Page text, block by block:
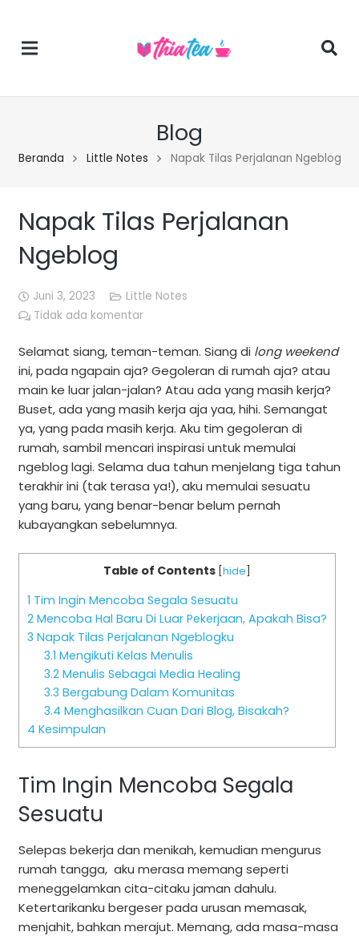
Blog
Beranda Little Notes Napak Tilas Perjalanan Ngeblog
Napak Tilas Perjalanan
Ngeblog
Juni 3, 2023
Little Notes
Tidak ada komentar
Selamat siang, teman-teman. Siang di long weekend
ini, pada ngapain aja? Gegoleran di rumah aja? atau
main ke luar jalan-jalan? Atau ada yang masih kerja?
Buset, ada yang masih kerja aja yaa, hihi. Semangat
ya, yang pada masih kerja. Aku tim gegoleran di
rumah, sambil mencari inspirasi untuk memulai
ngeblog lagi. Selama dua tahun menjelang tiga tahun
terakhir ini (tak terasa ya!), aku memulai sesuatu
yang baru, yang benar-benar belum pernah
kubayangkan sebelumnya.
Table of Contents hide
1 Tim Ingin Mencoba Segala Sesuatu
2Mencoba Hal Baru Di Luar Pekerjaan, Apakah Bisa?
3 Napak Tilas Perjalanan Ngeblogku
3.1 Mengikuti Kelas Menulis
3.2Menulis Sebagai Media Healing
3.3 Bergabung Dalam Komunitas
3.4 Menghasilkan Cuan Dari Blog, Bisakah?
4 Kesimpulan
Tim Ingin Mencoba Segala
Sesuatu
Selepas bekerja dan menikah, kemudian mengurus
rumah tangga, aku merasa memang seperti
meneggelamkan cita-citaku jaman dahulu.
Ketertarikanku bergeser pada urusan memasak,
menjahit, bahkan merajut. Memang, ada masa-masa